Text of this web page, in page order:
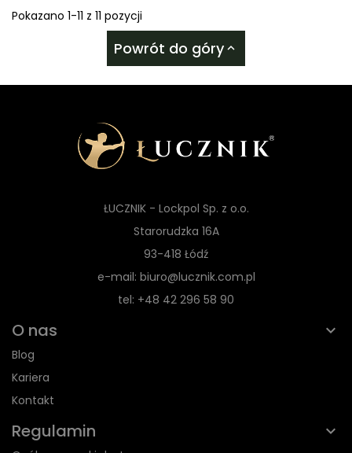
Pokazano 1-11 z 11 pozycji
Powrót do góry 
ŁUCZNIK - Lockpol Sp. z o.o.
Starorudzka 16A
93-418 Łódź
e-mail: biuro@lucznik.com.pl
tel: +48 42 296 58 90
O nas
Blog
Kariera
Kontakt
Regulamin